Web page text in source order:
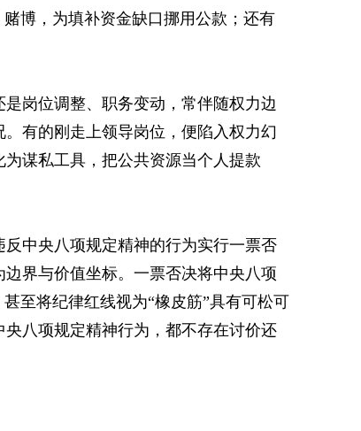
博，为填补资金缺口挪用公款；还有
岗位调整、职务变动，常伴随权力边
有的刚走上领导岗位，便陷入权力幻
谋私工具，把公共资源当个人提款
中央八项规定精神的行为实行一票否
界与价值坐标。一票否决将中央八项
至将纪律红线视为“橡皮筋”具有可松可
八项规定精神行为，都不存在讨价还